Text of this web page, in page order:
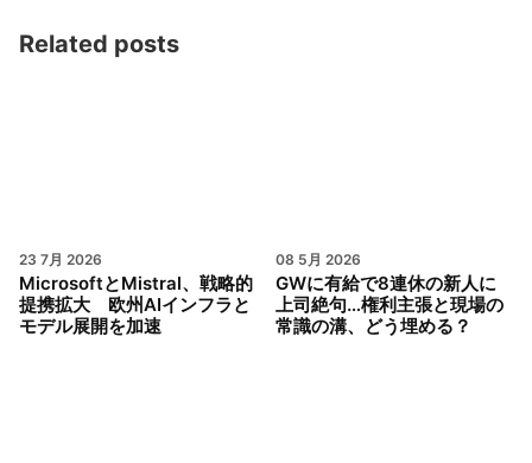
Related posts
23 7月 2026
MicrosoftとMistral、戦略的
提携拡大 欧州AIインフラと
モデル展開を加速
08 5月 2026
GWに有給で8連休の新人に
上司絶句…権利主張と現場の
常識の溝、どう埋める？